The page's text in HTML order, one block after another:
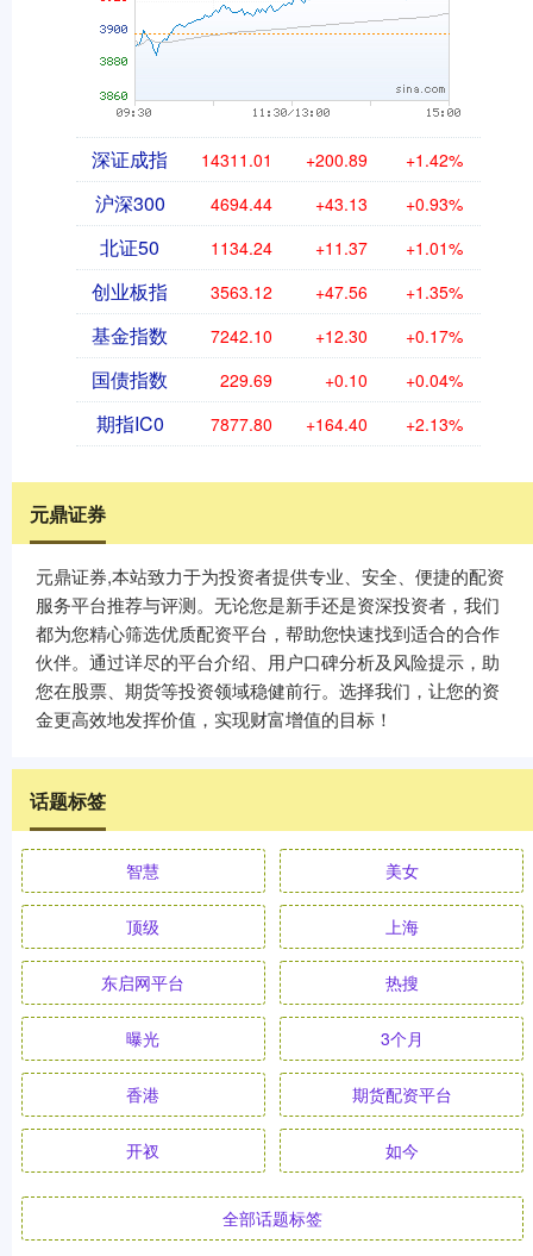
深证成指 14311.01 +200.89 +1.42%
沪深300 4694.44 +43.13 +0.93%
北证50 1134.24 +11.37 +1.01%
创业板指 3563.12 +47.56 +1.35%
基金指数 7242.10 +12.30 +0.17%
国债指数 229.69 +0.10 +0.04%
期指IC0 7877.80 +164.40 +2.13%
元鼎证券
元鼎证券,本站致力于为投资者提供专业、安全、便捷的配资
服务平台推荐与评测。无论您是新手还是资深投资者，我们
都为您精心筛选优质配资平台，帮助您快速找到适合的合作
伙伴。通过详尽的平台介绍、用户口碑分析及风险提示，助
您在股票、期货等投资领域稳健前行。选择我们，让您的资
金更高效地发挥价值，实现财富增值的目标！
话题标签
智慧 美女
顶级 上海
东启网平台 热搜
曝光 3个月
香港 期货配资平台
开衩 如今
全部话题标签